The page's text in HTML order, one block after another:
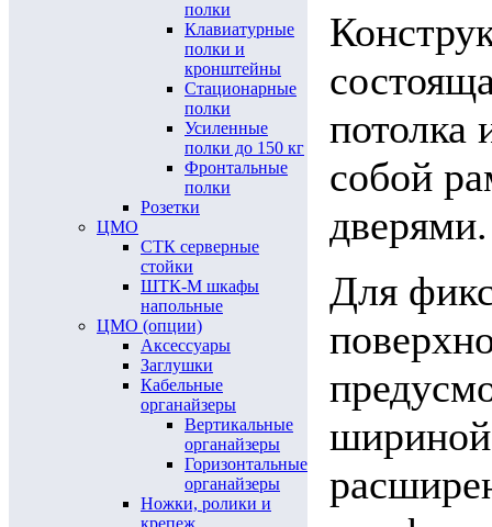
полки
Клавиатурные
полки и
кронштейны
Стационарные
полки
Усиленные
полки до 150 кг
Фронтальные
полки
Розетки
ЦМО
СТК серверные
стойки
ШТК-М шкафы
напольные
ЦМО (опции)
Аксессуары
Заглушки
Кабельные
органайзеры
Вертикальные
органайзеры
Горизонтальные
органайзеры
Ножки, ролики и
крепеж
потолка
собой
дверями.
Для